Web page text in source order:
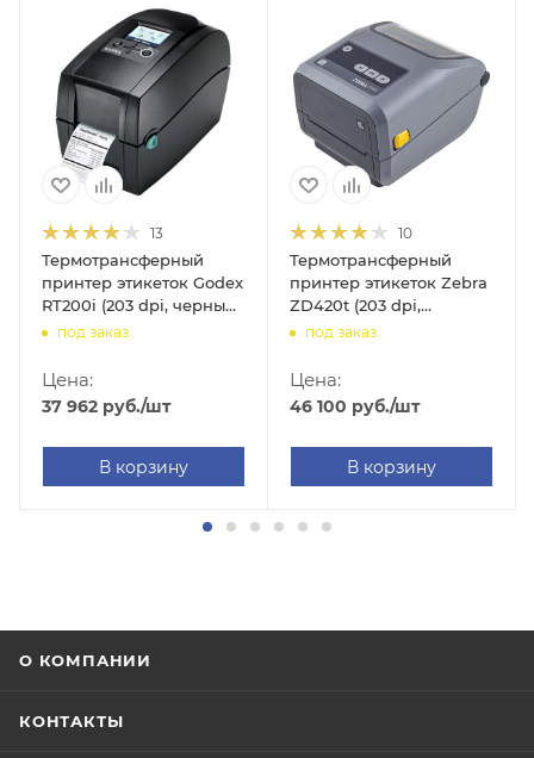
13
Термотрансферный
принтер этикеток Godex
RT200i (203 dpi, черный,
термотрансферная
Host/RS-232/Ethernet)
под заказ
Цена:
37 962 руб./шт
В корзину
10
Термотрансферный
принтер этикеток Zebra
ZD420t (203 dpi,
USB/USB
арт. ZD42042-T0EE00EZ)
под заказ
Цена:
46 100 руб./шт
В корзину
О КОМПАНИИ
КОНТАКТЫ